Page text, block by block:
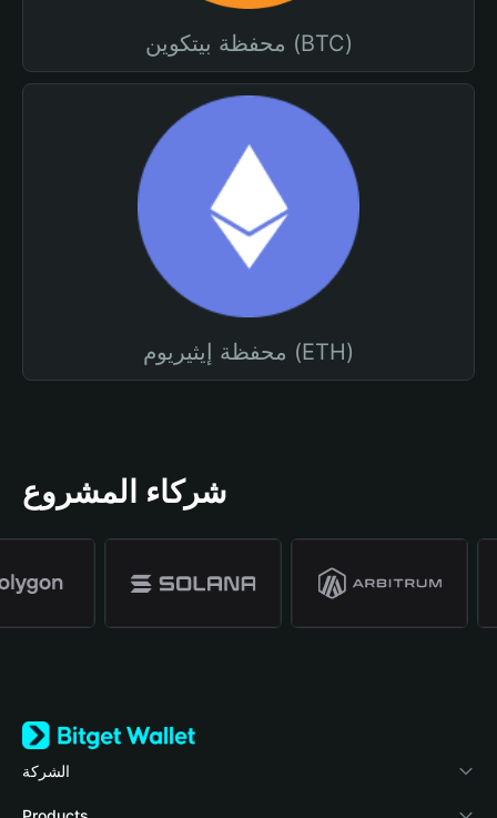
محفظة بيتكوين (BTC)
محفظة إيثيريوم (ETH)
شركاء المشروع
الشركة